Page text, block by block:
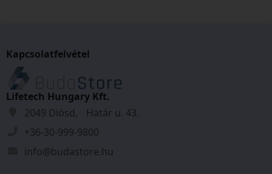
Kapcsolatfelvétel
Lifetech Hungary Kft.
2049 Diósd, Határ u. 43.
+36-30-999-9800
info@budastore.hu